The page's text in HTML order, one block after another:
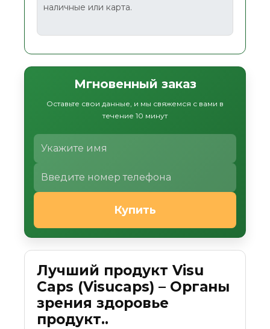
наличные или карта.
Мгновенный заказ
Оставьте свои данные, и мы свяжемся с вами в
течение 10 минут
Купить
Лучший продукт Visu
Caps (Visucaps) – Органы
зрения здоровье
продукт..